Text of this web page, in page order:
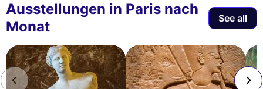
Ausstellungen in Paris nach
Monat
See all